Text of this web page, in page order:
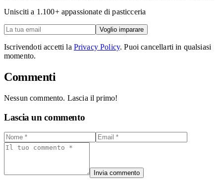
Unisciti a 1.100+ appassionate di pasticceria
Voglio imparare
Iscrivendoti accetti la Privacy Policy. Puoi cancellarti in qualsiasi
momento.
Commenti
Nessun commento. Lascia il primo!
Lascia un commento
Invia commento